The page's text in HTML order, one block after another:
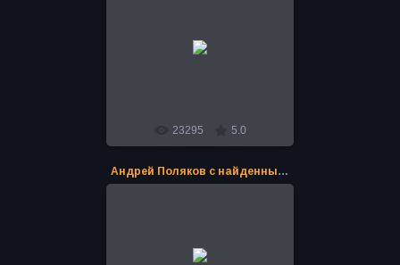
Полякова "Тайны Сибири 2011-14"
был найден древний артефакт.
23295 5.0
Андрей Поляков с найденным артефактом
Полякова "Тайны Сибири 2011-14"
был найден древний артефакт.